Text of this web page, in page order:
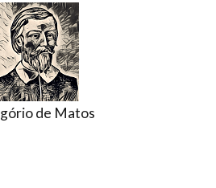
de Matos